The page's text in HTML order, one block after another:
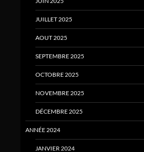
JUILLET 2025
AOUT 2025
SEPTEMBRE 2025
OCTOBRE 2025
NOVEMBRE 2025
DÉCEMBRE 2025
ANNÉE 2024
JANVIER 2024